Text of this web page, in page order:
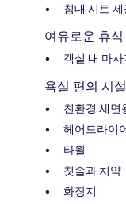
침대 시트 제
여유로운 휴식
객실 내 마사
욕실 편의 시설
친환경 세면
헤어드라이
타월
칫솔과 치약
화장지